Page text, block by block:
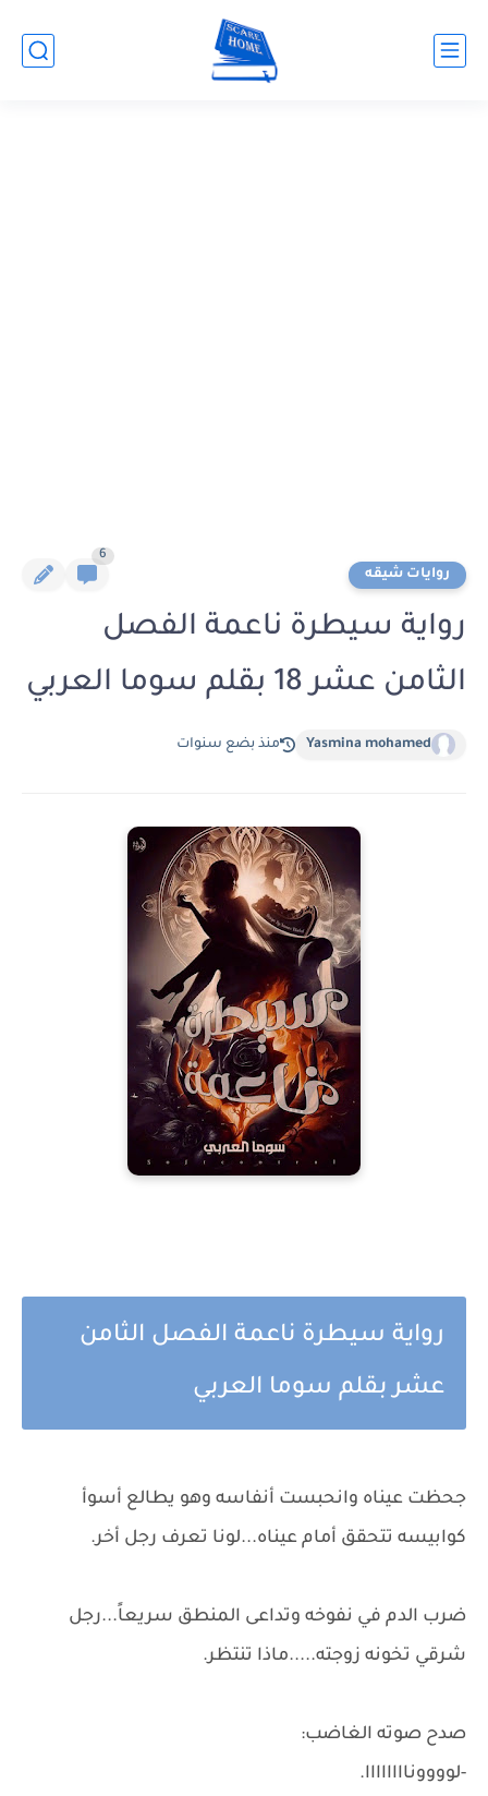
روايات شيقه
6
رواية سيطرة ناعمة الفصل
الثامن عشر 18 بقلم سوما العربي
Yasmina mohamed منذ بضع سنوات
رواية سيطرة ناعمة الفصل الثامن
عشر بقلم سوما العربي
جحظت عيناه وانحبست أنفاسه وهو يطالع أسوأ
كوابيسه تتحقق أمام عيناه...لونا تعرف رجل أخر.
ضرب الدم في نفوخه وتداعى المنطق سريعاً...رجل
شرقي تخونه زوجته.....ماذا تنتظر.
صدح صوته الغاضب:
-لووووناااااااا.